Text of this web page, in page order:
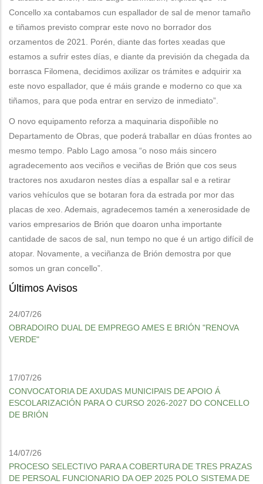
Concello xa contabamos cun espallador de sal de menor tamaño
e tiñamos previsto comprar este novo no borrador dos
orzamentos de 2021. Porén, diante das fortes xeadas que
estamos a sufrir estes días, e diante da previsión da chegada da
borrasca Filomena, decidimos axilizar os trámites e adquirir xa
este novo espallador, que é máis grande e moderno co que xa
tiñamos, para que poda entrar en servizo de inmediato”.
O novo equipamento reforza a maquinaria dispoñible no
Departamento de Obras, que poderá traballar en dúas frontes ao
mesmo tempo. Pablo Lago amosa “o noso máis sincero
agradecemento aos veciños e veciñas de Brión que cos seus
tractores nos axudaron nestes días a espallar sal e a retirar
varios vehículos que se botaran fora da estrada por mor das
placas de xeo. Ademais, agradecemos tamén a xenerosidade de
varios empresarios de Brión que doaron unha importante
cantidade de sacos de sal, nun tempo no que é un artigo difícil de
atopar. Novamente, a veciñanza de Brión demostra por que
somos un gran concello”.
Últimos Avisos
24/07/26
OBRADOIRO DUAL DE EMPREGO AMES E BRIÓN "RENOVA
VERDE"
17/07/26
CONVOCATORIA DE AXUDAS MUNICIPAIS DE APOIO Á
ESCOLARIZACIÓN PARA O CURSO 2026-2027 DO CONCELLO
DE BRIÓN
14/07/26
PROCESO SELECTIVO PARA A COBERTURA DE TRES PRAZAS
DE PERSOAL FUNCIONARIO DA OEP 2025 POLO SISTEMA DE